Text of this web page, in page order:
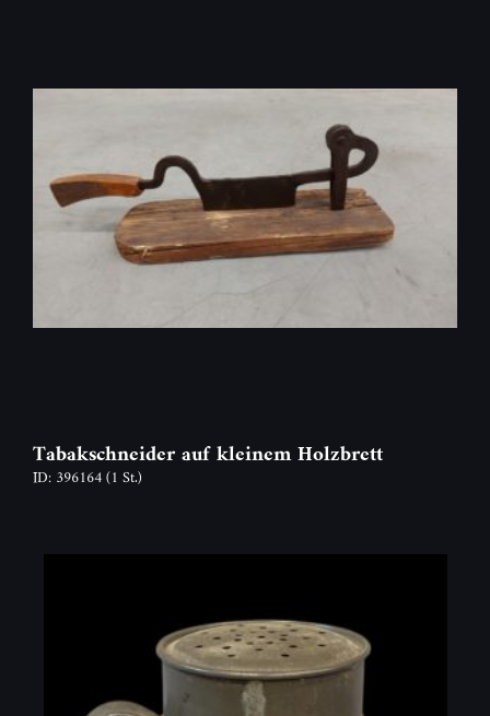
Tabakschneider auf kleinem Holzbrett
ID: 396164(1 St.)